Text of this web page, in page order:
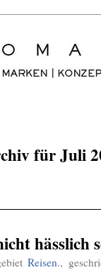
für Juli
hässlich
Reisen.,